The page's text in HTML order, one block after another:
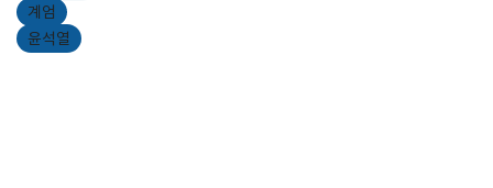
계엄
윤석열